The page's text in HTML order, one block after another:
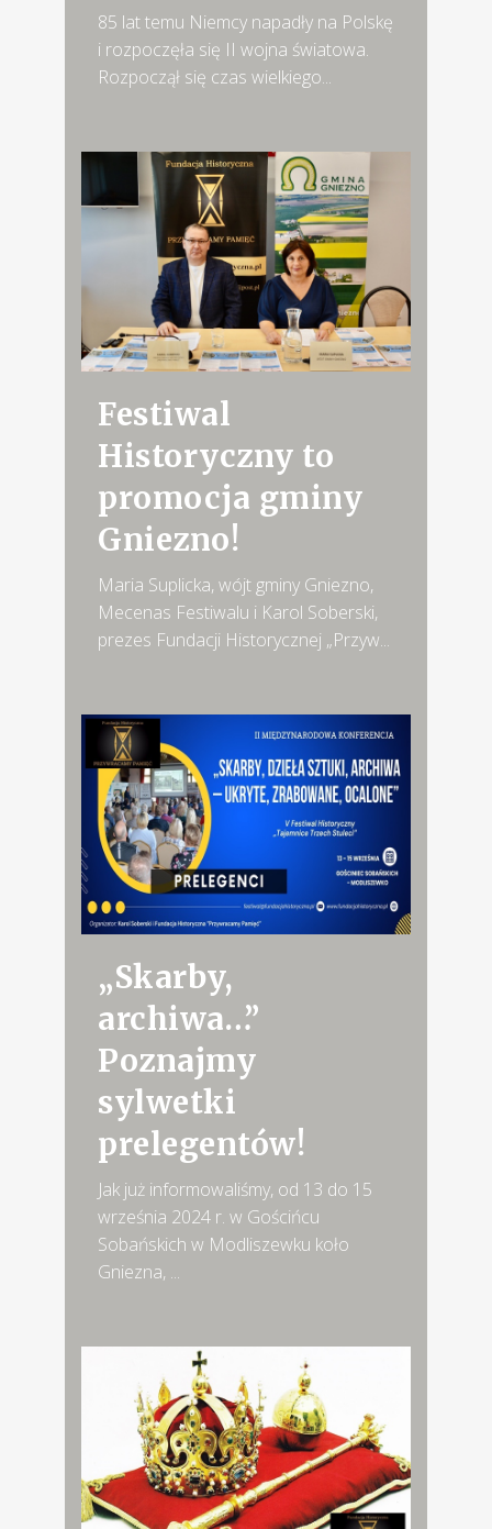
85 lat temu Niemcy napadły na Polskę
i rozpoczęła się II wojna światowa.
Rozpoczął się czas wielkiego...
Festiwal
Historyczny to
promocja gminy
Gniezno!
Maria Suplicka, wójt gminy Gniezno,
Mecenas Festiwalu i Karol Soberski,
prezes Fundacji Historycznej „Przyw...
„Skarby,
archiwa…”
Poznajmy
sylwetki
prelegentów!
Jak już informowaliśmy, od 13 do 15
września 2024 r. w Gościńcu
Sobańskich w Modliszewku koło
Gniezna, ...